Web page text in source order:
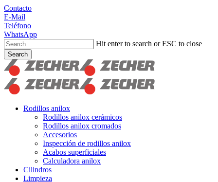
Skip
to
main
content
Contacto
E-Mail
Teléfono
WhatsApp
Hit enter to search or ESC to close
Search
Close
Search
search
Menu
Rodillos anilox
Rodillos anilox cerámicos
Rodillos anilox cromados
Accesorios
Inspección de rodillos anilox
Acabos superficiales
Calculadora anilox
Cilindros
Limpieza